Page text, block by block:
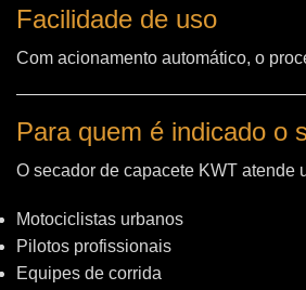
Facilidade de uso
Com acionamento automático, o
Para quem é indicado o
O secador de capacete KWT atende
Motociclistas urbanos
Pilotos profissionais
Equipes de corrida